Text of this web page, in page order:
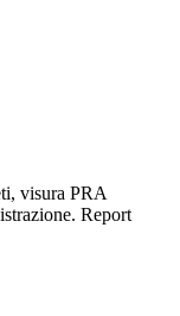
visura PRA
Report